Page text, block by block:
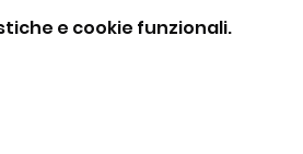
e cookie funzionali.